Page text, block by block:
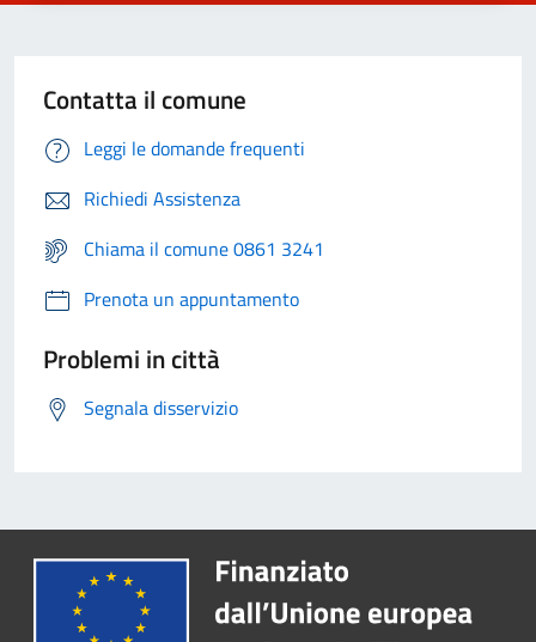
Contatta il comune
Leggi le domande frequenti
Richiedi Assistenza
Chiama il comune 0861 3241
Prenota un appuntamento
Problemi in città
Segnala disservizio